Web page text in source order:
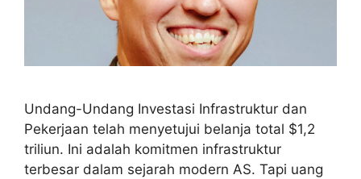
Undang-Undang Investasi Infrastruktur dan
Pekerjaan telah menyetujui belanja total $1,2
triliun. Ini adalah komitmen infrastruktur
terbesar dalam sejarah modern AS. Tapi uang